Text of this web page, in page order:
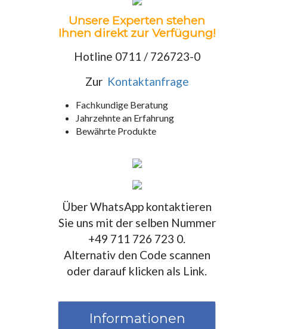
Unsere Experten stehen
Ihnen direkt zur Verfügung!
Hotline 0711 / 726723-0
Zur Kontaktanfrage
Fachkundige Beratung
Jahrzehnte an Erfahrung
Bewährte Produkte
Über WhatsApp kontaktieren
Sie uns mit der selben Nummer
+49 711 726 723 0.
Alternativ den Code scannen
oder darauf klicken als Link.
Informationen